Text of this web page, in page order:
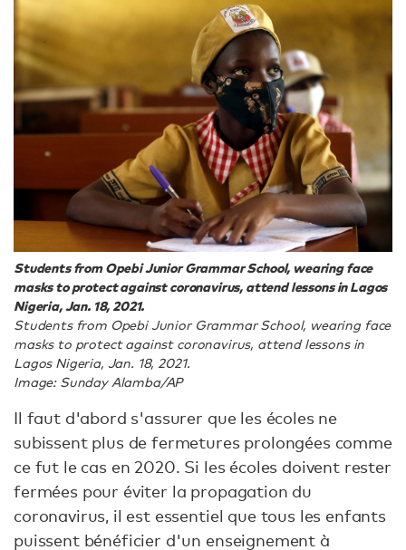
Students from Opebi Junior Grammar School, wearing face
masks to protect against coronavirus, attend lessons in Lagos
Nigeria, Jan. 18, 2021.
Students from Opebi Junior Grammar School, wearing face
masks to protect against coronavirus, attend lessons in
Lagos Nigeria, Jan. 18, 2021.
Image: Sunday Alamba/AP
Il faut d'abord s'assurer que les écoles ne
subissent plus de fermetures prolongées comme
ce fut le cas en 2020. Si les écoles doivent rester
fermées pour éviter la propagation du
coronavirus, il est essentiel que tous les enfants
puissent bénéficier d'un enseignement à